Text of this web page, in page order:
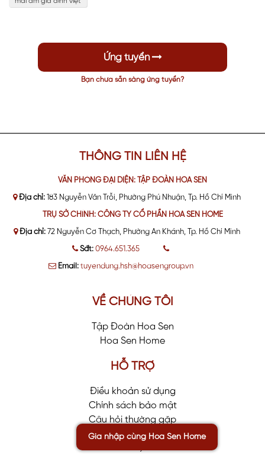
Ứng tuyển
Bạn chưa sẵn sàng ứng tuyển?
THÔNG TIN LIÊN HỆ
VĂN PHÒNG ĐẠI DIỆN: TẬP ĐOÀN HOA SEN
Địa chỉ:183 Nguyễn Văn Trỗi, Phường Phú Nhuận, Tp. Hồ Chí Minh
TRỤ SỞ CHÍNH: CÔNG TY CỔ PHẦN HOA SEN HOME
Địa chỉ:72 Nguyễn Cơ Thạch, Phường An Khánh, Tp. Hồ Chí Minh
Sđt: 0964.651.365
Email: tuyendung.hsh@hoasengroup.vn
VỀ CHÚNG TÔI
Tập Đoàn Hoa Sen
Hoa Sen Home
HỖ TRỢ
Điều khoản sử dụng
Chính sách bảo mật
Câu hỏi thường gặp
Gia nhập cùng Hoa Sen Home